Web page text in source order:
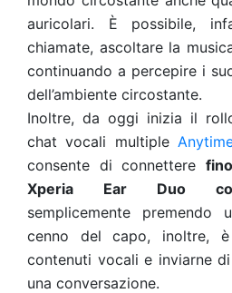
auricolari. È possibile,
chiamate, ascoltare la
continuando a percepire i
dell’ambiente circostante.
Inoltre, da oggi inizia il
chat vocali multiple
consente di connettere
Xperia Ear Duo
semplicemente
cenno del capo, inoltre, è
contenuti vocali e inviarne
una conversazione.